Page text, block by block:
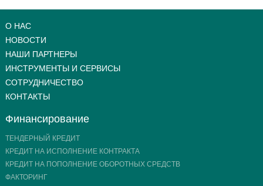
О НАС
НОВОСТИ
НАШИ ПАРТНЕРЫ
ИНСТРУМЕНТЫ И СЕРВИСЫ
СОТРУДНИЧЕСТВО
КОНТАКТЫ
Финансирование
ТЕНДЕРНЫЙ КРЕДИТ
КРЕДИТ НА ИСПОЛНЕНИЕ КОНТРАКТА
КРЕДИТ НА ПОПОЛНЕНИЕ ОБОРОТНЫХ СРЕДСТВ
ФАКТОРИНГ